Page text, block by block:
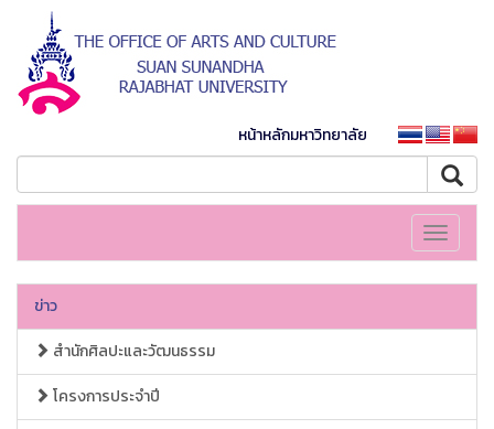
หน้าหลักมหาวิทยาลัย
Toggle
ข่าว
สำนักศิลปะและวัฒนธรรม
โครงการประจำปี